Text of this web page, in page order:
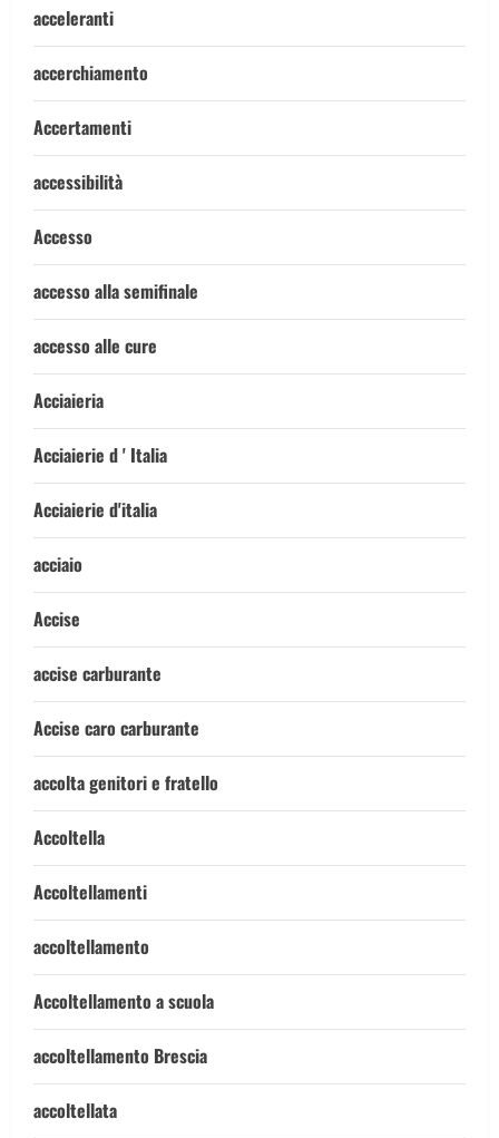
acceleranti
accerchiamento
Accertamenti
accessibilità
Accesso
accesso alla semifinale
accesso alle cure
Acciaieria
Acciaierie d ' Italia
Acciaierie d'italia
acciaio
Accise
accise carburante
Accise caro carburante
accolta genitori e fratello
Accoltella
Accoltellamenti
accoltellamento
Accoltellamento a scuola
accoltellamento Brescia
accoltellata